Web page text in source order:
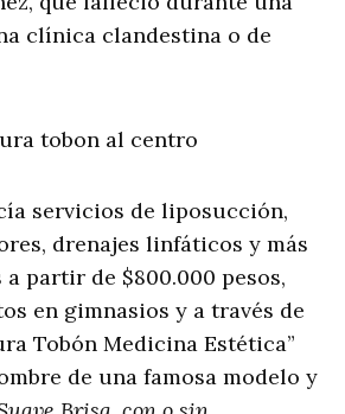
clínica clandestina o de
servicios de liposucción,
drenajes linfáticos y más
partir de $800.000 pesos,
en gimnasios y a través de
Tobón Medicina Estética”
de una famosa modelo y